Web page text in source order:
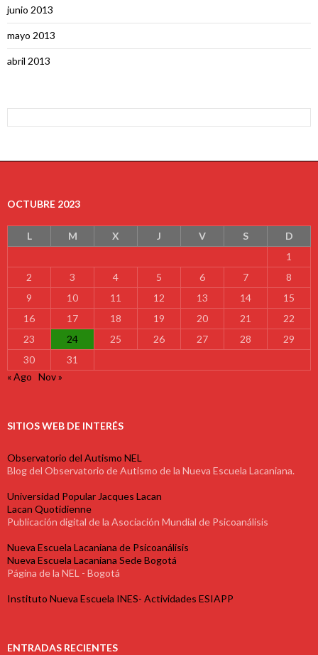
junio 2013
mayo 2013
abril 2013
OCTUBRE 2023
L M X J V S
D
1
2
3 4 5 6 7
8
9
10 11 12 13 14
15
16
17 18 19 20 21
22
23
24 25 26 27 28
29
30
31
« Ago Nov »
SITIOS WEB DE INTERÉS
Observatorio del Autismo NEL
Blog del Observatorio de Autismo de la Nueva Escuela Lacaniana.
Universidad Popular Jacques Lacan
Lacan Quotidienne
Publicación digital de la Asociación Mundial de Psicoanálisis
Nueva Escuela Lacaniana de Psicoanálisis
Nueva Escuela Lacaniana Sede Bogotá
Página de la NEL - Bogotá
Instituto Nueva Escuela INES- Actividades ESIAPP
ENTRADAS RECIENTES